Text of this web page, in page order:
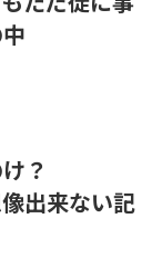
？
出来ない記